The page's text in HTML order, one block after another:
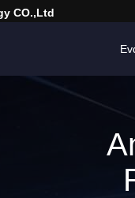
CO.,Ltd